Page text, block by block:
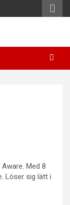
Med 8
Löser sig lätt i